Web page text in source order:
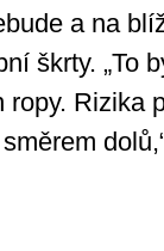
a na
škrty. „To
ropy. Rizika